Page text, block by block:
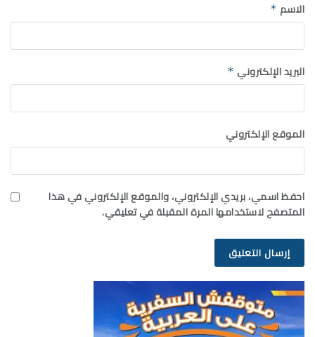
الاسم *
البريد الإلكتروني *
الموقع الإلكتروني
احفظ اسمي، بريدي الإلكتروني، والموقع الإلكتروني في هذا
المتصفح لاستخدامها المرة المقبلة في تعليقي.